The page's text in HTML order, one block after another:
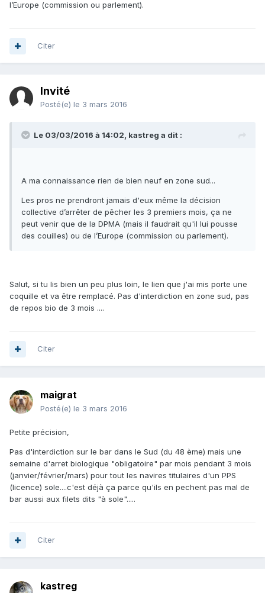
l’Europe (commission ou parlement).
Citer
Invité
Posté(e) le 3 mars 2016
Le 03/03/2016 à 14:02, kastreg a dit :
A ma connaissance rien de bien neuf en zone sud...
Les pros ne prendront jamais d'eux même la décision
collective d’arrêter de pêcher les 3 premiers mois, ça ne
peut venir que de la DPMA (mais il faudrait qu'il lui pousse
des couilles) ou de l’Europe (commission ou parlement).
Salut, si tu lis bien un peu plus loin, le lien que j'ai mis porte une
coquille et va être remplacé. Pas d'interdiction en zone sud, pas
de repos bio de 3 mois ....
Citer
maigrat
Posté(e) le 3 mars 2016
Petite précision,
Pas d'interdiction sur le bar dans le Sud (du 48 ème) mais une
semaine d'arret biologique "obligatoire" par mois pendant 3 mois
(janvier/février/mars) pour tout les navires titulaires d'un PPS
(licence) sole....c'est déjà ça parce qu'ils en pechent pas mal de
bar aussi aux filets dits "à sole".....
Citer
kastreg